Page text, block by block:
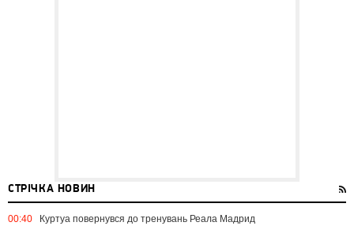
СТРІЧКА НОВИН
00:40 Куртуа повернувся до тренувань Реала Мадрид